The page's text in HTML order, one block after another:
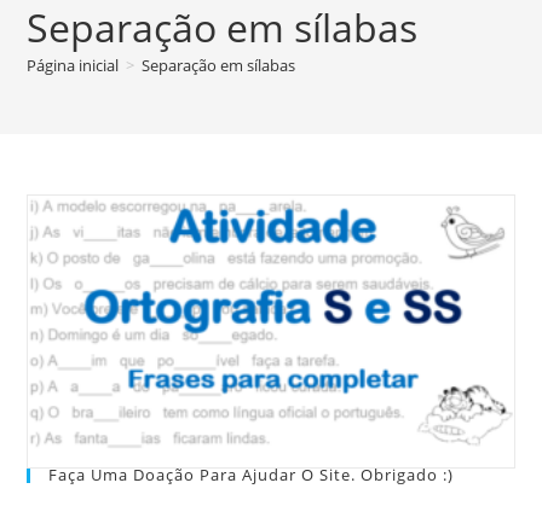
Separação em sílabas
Página inicial > Separação em sílabas
Faça Uma Doação Para Ajudar O Site. Obrigado :)